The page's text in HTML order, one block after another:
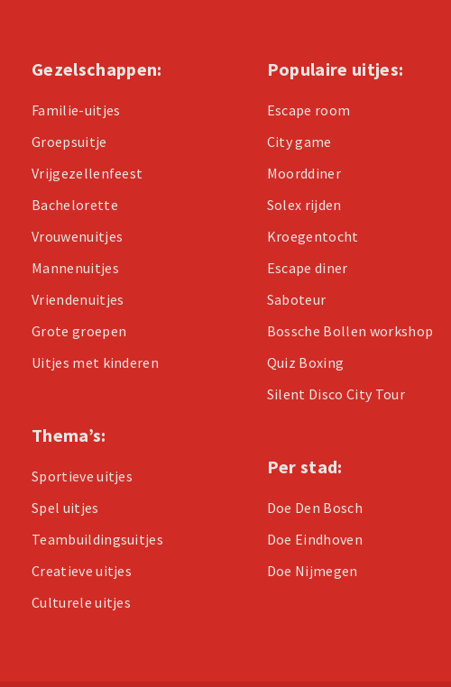
Gezelschappen:
Familie-uitjes
Groepsuitje
Vrijgezellenfeest
Bachelorette
Vrouwenuitjes
Mannenuitjes
Vriendenuitjes
Grote groepen
Uitjes met kinderen
Thema’s:
Sportieve uitjes
Spel uitjes
Teambuildingsuitjes
Creatieve uitjes
Culturele uitjes
Populaire uitjes:
Escape room
City game
Moorddiner
Solex rijden
Kroegentocht
Escape diner
Saboteur
Bossche Bollen workshop
Quiz Boxing
Silent Disco City Tour
Per stad:
Doe Den Bosch
Doe Eindhoven
Doe Nijmegen